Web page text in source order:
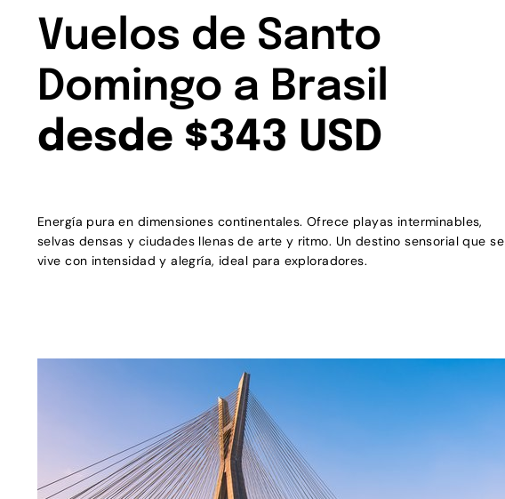
Vuelos de Santo
Domingo a Brasil
desde $343 USD
Energía pura en dimensiones continentales. Ofrece playas interminables,
selvas densas y ciudades llenas de arte y ritmo. Un destino sensorial que se
vive con intensidad y alegría, ideal para exploradores.